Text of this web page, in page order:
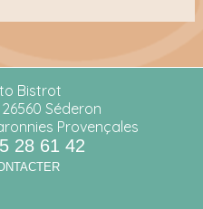
Bistrot
Séderon
Provençales
28 61 42